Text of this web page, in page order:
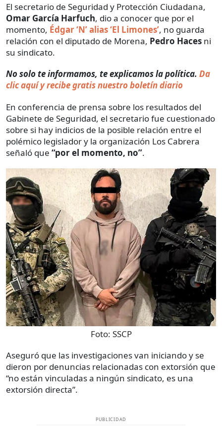
El secretario de Seguridad y Protección Ciudadana,
Omar García Harfuch, dio a conocer que por el
momento, Édgar ‘N’ alias ‘El Limones’, no guarda
relación con el diputado de Morena, Pedro Haces ni
su sindicato.
No solo te informamos, te explicamos la política. Da
clic aquí y recibe gratis nuestro boletín diario
En conferencia de prensa sobre los resultados del
Gabinete de Seguridad, el secretario fue cuestionado
sobre si hay indicios de la posible relación entre el
polémico legislador y la organización Los Cabrera
señaló que “por el momento, no”.
Foto: SSCP
Aseguró que las investigaciones van iniciando y se
dieron por denuncias relacionadas con extorsión que
“no están vinculadas a ningún sindicato, es una
extorsión directa”.
PUBLICIDAD